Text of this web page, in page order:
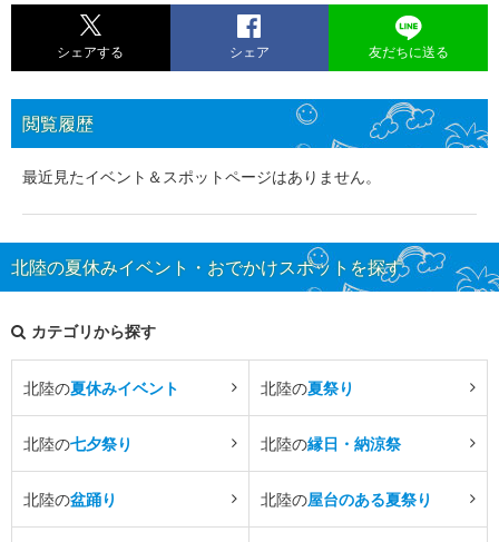
シェアする シェア 友だちに送る
閲覧履歴
最近見たイベント＆スポットページはありません。
北陸の夏休みイベント・おでかけスポットを探す
カテゴリから探す
北陸の夏休みイベント 北陸の夏祭り
北陸の七夕祭り 北陸の縁日・納涼祭
北陸の盆踊り 北陸の屋台のある夏祭り